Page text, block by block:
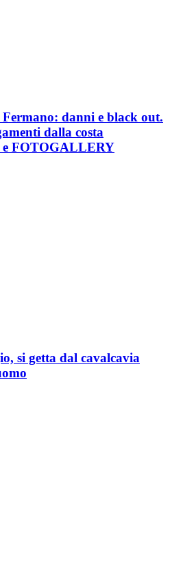
danni e black out.
dalla costa
FOTOGALLERY
si getta dal cavalcavia